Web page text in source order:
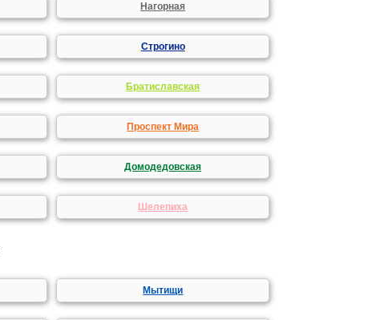
Нагорная
Строгино
Братиславская
Проспект Мира
Домодедовская
Шелепиха
Мытищи